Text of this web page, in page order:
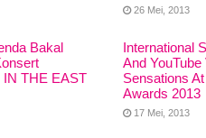
26 Mei, 2013
Bakal
IN THE EAST
International
And YouTube
Sensations
Awards 2013
17 Mei, 2013